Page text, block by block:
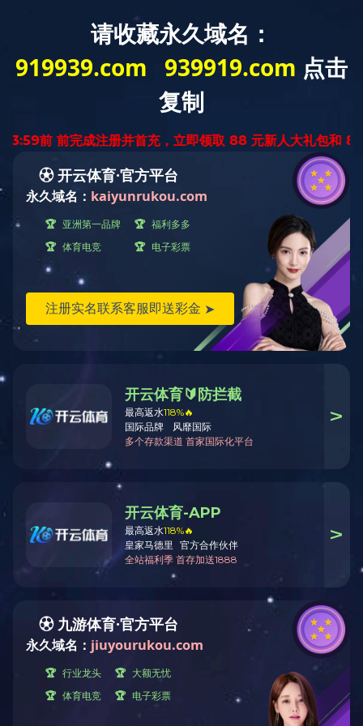
快捷导航
当前位置： 快捷导航››新闻动态
辞旧迎新 活力同行——新天地药业2026年元旦拔河比赛
上一条信息：在岗庆生，温暖直